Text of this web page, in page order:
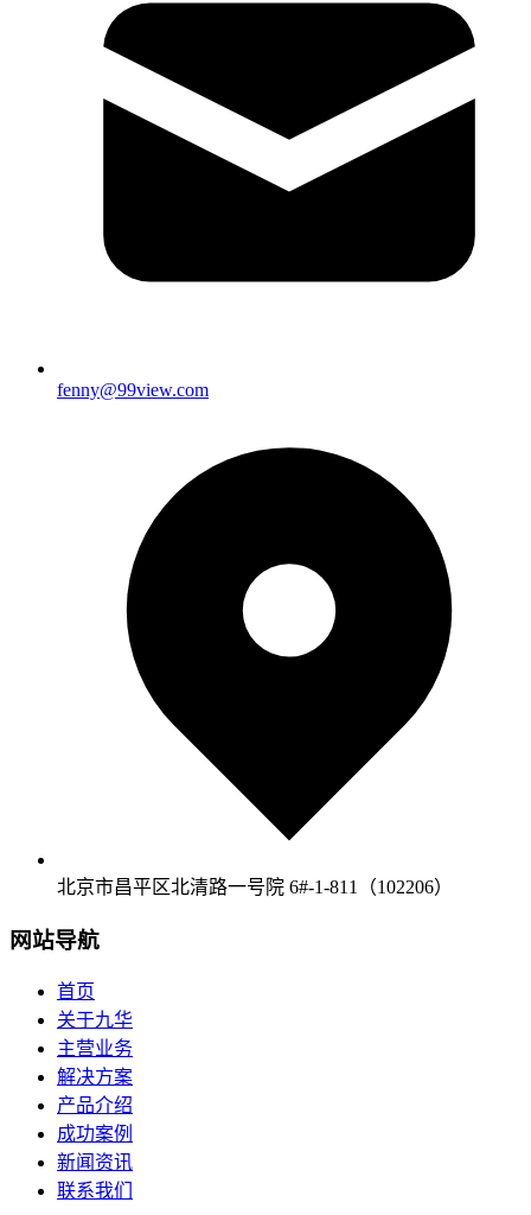
fenny@99view.com
北京市昌平区北清路一号院 6#-1-811（102206）
网站导航
首页
关于九华
主营业务
解决方案
产品介绍
成功案例
新闻资讯
联系我们